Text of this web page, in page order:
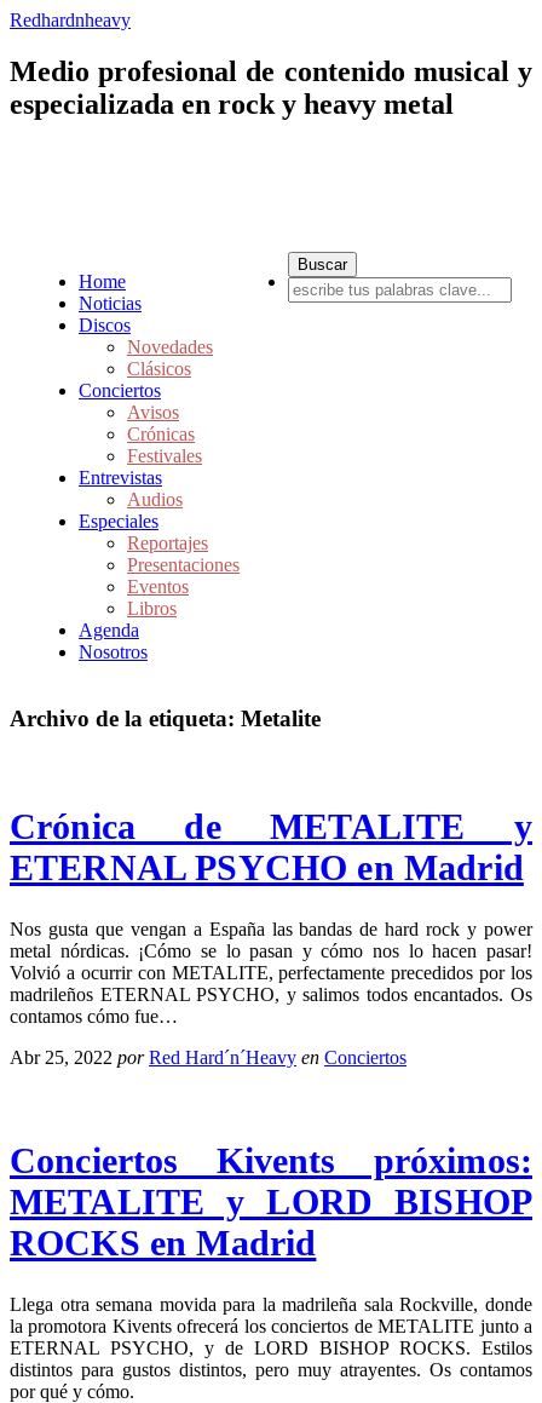
Redhardnheavy
Medio profesional de contenido musical y
especializada en rock y heavy metal
Home
Noticias
Discos
Novedades
Clásicos
Conciertos
Avisos
Crónicas
Festivales
Entrevistas
Audios
Especiales
Reportajes
Presentaciones
Eventos
Libros
Agenda
Nosotros
Archivo de la etiqueta: Metalite
Crónica de METALITE y
ETERNAL PSYCHO en Madrid
Nos gusta que vengan a España las bandas de hard rock y power
metal nórdicas. ¡Cómo se lo pasan y cómo nos lo hacen pasar!
Volvió a ocurrir con METALITE, perfectamente precedidos por los
madrileños ETERNAL PSYCHO, y salimos todos encantados. Os
contamos cómo fue…
Abr 25, 2022 por Red Hard´n´Heavy en Conciertos
Conciertos Kivents próximos:
METALITE y LORD BISHOP
ROCKS en Madrid
Llega otra semana movida para la madrileña sala Rockville, donde
la promotora Kivents ofrecerá los conciertos de METALITE junto a
ETERNAL PSYCHO, y de LORD BISHOP ROCKS. Estilos
distintos para gustos distintos, pero muy atrayentes. Os contamos
por qué y cómo.